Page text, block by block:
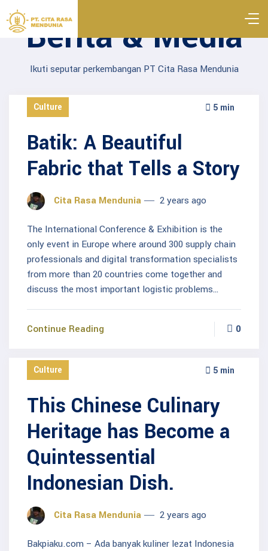
Berita & Media
Ikuti seputar perkembangan PT Cita Rasa Mendunia
Culture 5 min
Batik: A Beautiful
Fabric that Tells a Story
Cita Rasa Mendunia 2 years ago
The International Conference & Exhibition is the
only event in Europe where around 300 supply chain
professionals and digital transformation specialists
from more than 20 countries come together and
discuss the most important logistic problems…
Continue Reading 0
Culture 5 min
This Chinese Culinary
Heritage has Become a
Quintessential
Indonesian Dish.
Cita Rasa Mendunia 2 years ago
Bakpiaku.com – Ada banyak kuliner lezat Indonesia